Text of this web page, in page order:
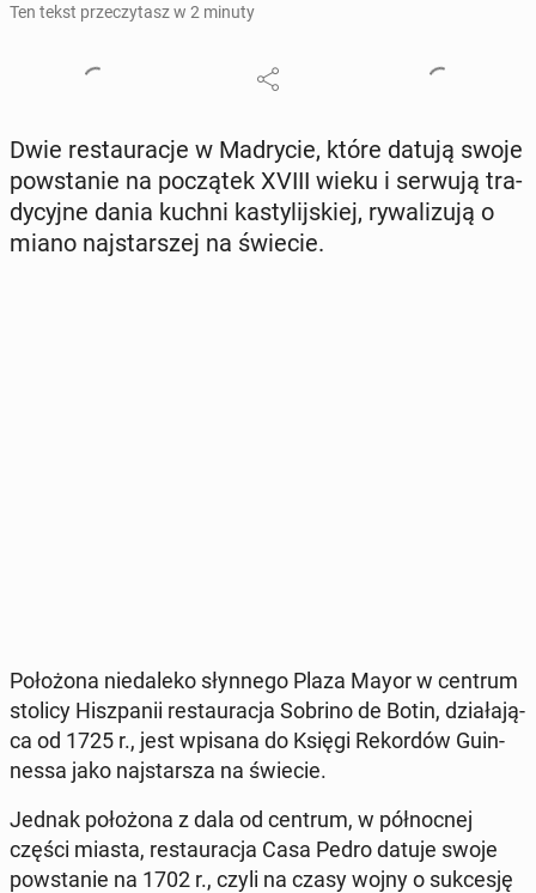
Ten tekst przeczytasz w 2 minuty
Dwie re­stau­ra­cje w Ma­dry­cie, które datują swoje
po­wsta­nie na po­czą­tek XVIII wieku i serwują tra­
dy­cyj­ne dania kuchni ka­sty­lij­skiej, ry­wa­li­zu­ją o
miano naj­star­szej na świecie.
Po­ło­żo­na nie­da­le­ko słyn­ne­go Plaza Mayor w centrum
stolicy Hisz­pa­nii re­stau­ra­cja Sobrino de Botin, dzia­ła­ją­
ca od 1725 r., jest wpisana do Księgi Re­kor­dów Gu­in­
nes­sa jako naj­star­sza na świecie.
Jednak po­ło­żo­na z dala od centrum, w pół­noc­nej
części miasta, re­stau­ra­cja Casa Pedro datuje swoje
po­wsta­nie na 1702 r., czyli na czasy wojny o suk­ce­sję